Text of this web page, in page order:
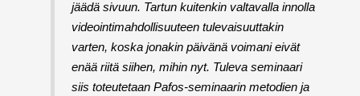
jäädä sivuun. Tartun kuitenkin valtavalla innolla
videointimahdollisuuteen tulevaisuuttakin
varten, koska jonakin päivänä voimani eivät
enää riitä siihen, mihin nyt. Tuleva seminaari
siis toteutetaan Pafos-seminaarin metodien ja